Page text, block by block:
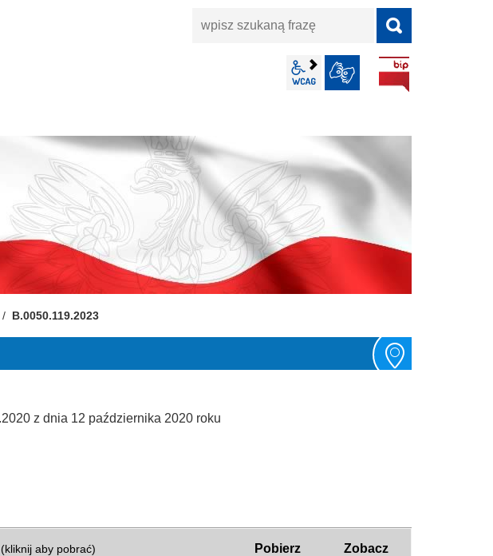
wpisz
wcag2.1
B.0050.119.2023
z dnia 12 października 2020 roku
(kliknij aby pobrać) Pobierz Zobacz